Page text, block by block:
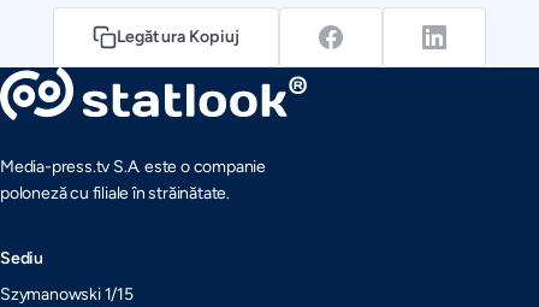
Legătura Kopiuj
Media-press.tv S.A. este o companie
poloneză cu filiale în străinătate.
Sediu
Szymanowski 1/15